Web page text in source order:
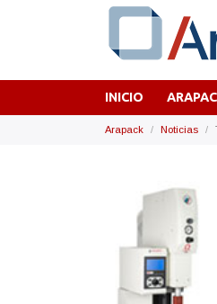
INICIO
Arapack Noticias